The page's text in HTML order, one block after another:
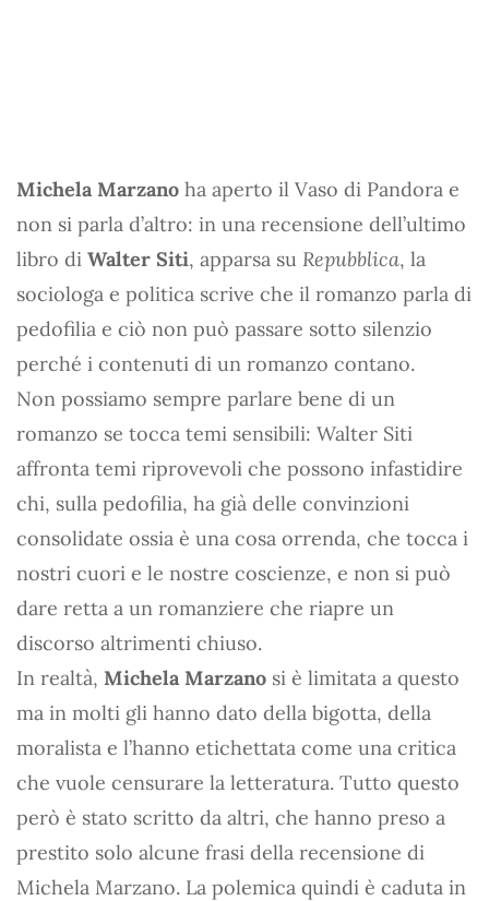
Michela Marzano ha aperto il Vaso di Pandora e
non si parla d’altro: in una recensione dell’ultimo
libro di Walter Siti, apparsa su Repubblica, la
sociologa e politica scrive che il romanzo parla di
pedofilia e ciò non può passare sotto silenzio
perché i contenuti di un romanzo contano.
Non possiamo sempre parlare bene di un
romanzo se tocca temi sensibili: Walter Siti
affronta temi riprovevoli che possono infastidire
chi, sulla pedofilia, ha già delle convinzioni
consolidate ossia è una cosa orrenda, che tocca i
nostri cuori e le nostre coscienze, e non si può
dare retta a un romanziere che riapre un
discorso altrimenti chiuso.
In realtà, Michela Marzano si è limitata a questo
ma in molti gli hanno dato della bigotta, della
moralista e l’hanno etichettata come una critica
che vuole censurare la letteratura. Tutto questo
però è stato scritto da altri, che hanno preso a
prestito solo alcune frasi della recensione di
Michela Marzano. La polemica quindi è caduta in